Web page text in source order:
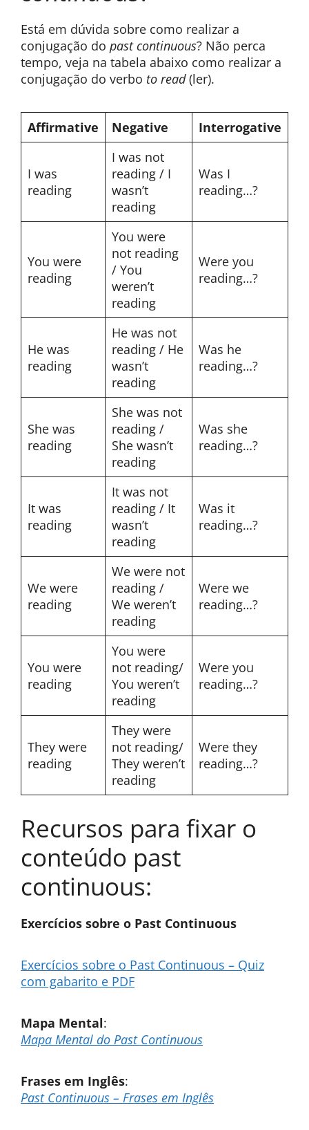
Está em dúvida sobre como realizar a
conjugação do past continuous? Não perca
tempo, veja na tabela abaixo como realizar a
conjugação do verbo to read(ler).
Affirmative Negative Interrogative
I was
reading
I was not
reading / I
wasn’t
reading
Was I
reading…?
You were
reading
You were
not reading
/ You
weren’t
reading
Were you
reading…?
He was
reading
He was not
reading / He
wasn’t
reading
Was he
reading…?
She was
reading
She was not
reading /
She wasn’t
reading
Was she
reading…?
It was
reading
It was not
reading / It
wasn’t
reading
Was it
reading…?
We were
reading
We were not
reading /
We weren’t
reading
Were we
reading…?
You were
reading
You were
not reading/
You weren’t
reading
Were you
reading…?
They were
reading
They were
not reading/
They weren’t
reading
Were they
reading…?
Recursos para fixar o
conteúdo past
continuous:
Exercícios sobre o Past Continuous
Exercícios sobre o Past Continuous – Quiz
com gabarito e PDF
Mapa Mental:
Mapa Mental do Past Continuous
Frases em Inglês:
Past Continuous – Frases em Inglês